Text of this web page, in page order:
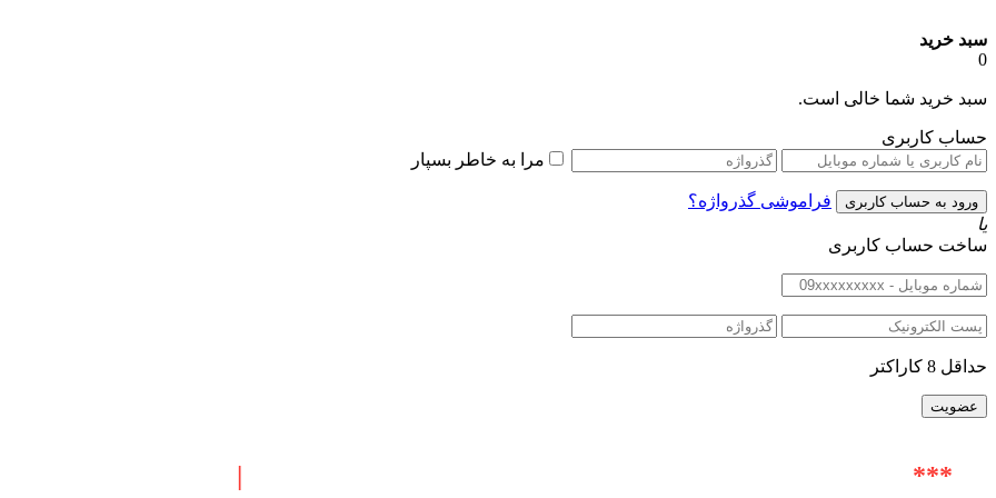
سبد خرید
0
سبد خرید شما خالی است.
حساب کاربری
مرا به خاطر بسپار
فراموشی گذرواژه؟
یا
ساخت حساب کاربری
حداقل 8 کاراکتر
***
|